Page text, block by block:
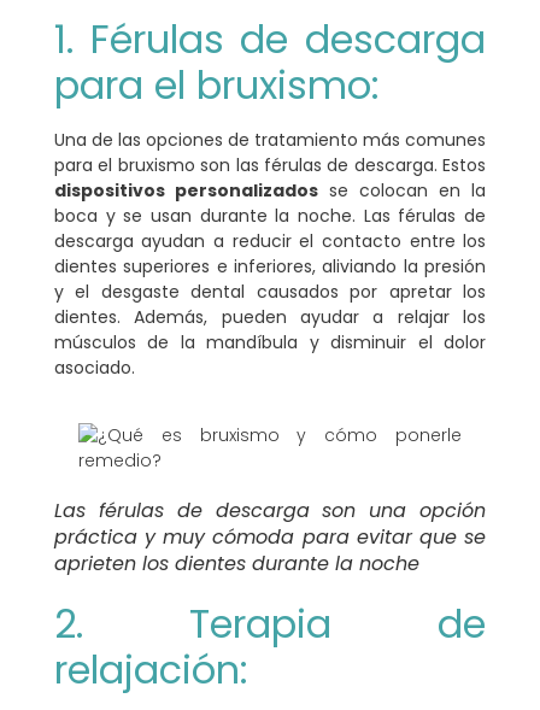
1. Férulas de descarga
para el bruxismo:
Una de las opciones de tratamiento más comunes
para el bruxismo son las férulas de descarga. Estos
dispositivos personalizadosse colocan en la
boca y se usan durante la noche. Las férulas de
descarga ayudan a reducir el contacto entre los
dientes superiores e inferiores, aliviando la presión
y el desgaste dental causados por apretar los
dientes. Además, pueden ayudar a relajar los
músculos de la mandíbula y disminuir el dolor
asociado.
Las férulas de descarga son una opción
práctica y muy cómoda para evitar que se
aprieten los dientes durante la noche
2. Terapia de
relajación: